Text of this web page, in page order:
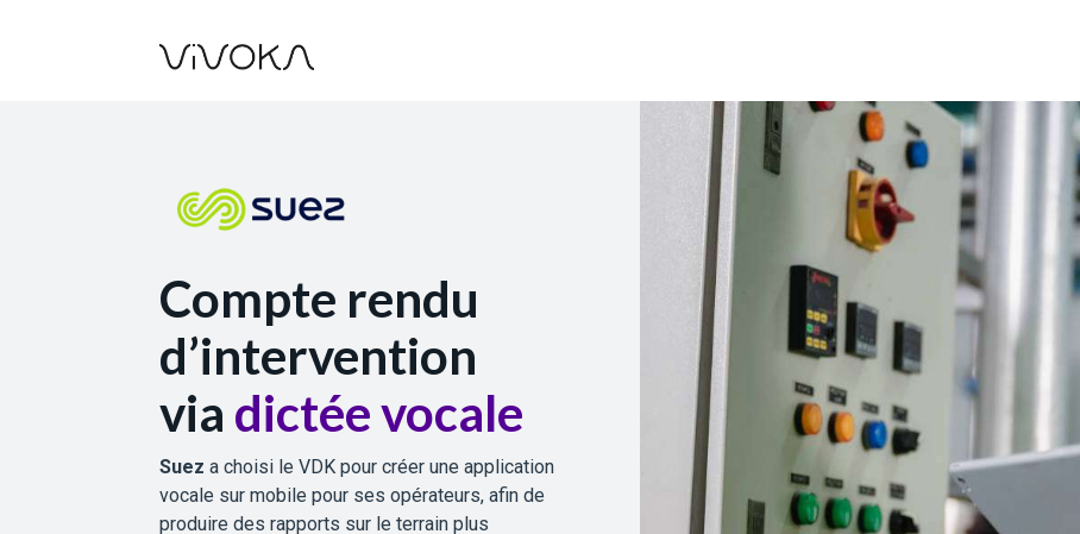
Compte rendu
d’intervention
via dictée vocale
Suez a choisi le VDK pour créer une application
vocale sur mobile pour ses opérateurs, afin de
produire des rapports sur le terrain plus